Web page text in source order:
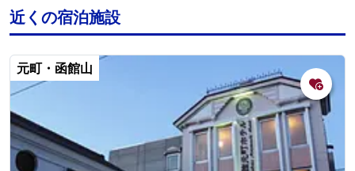
近くの宿泊施設
元町・函館山